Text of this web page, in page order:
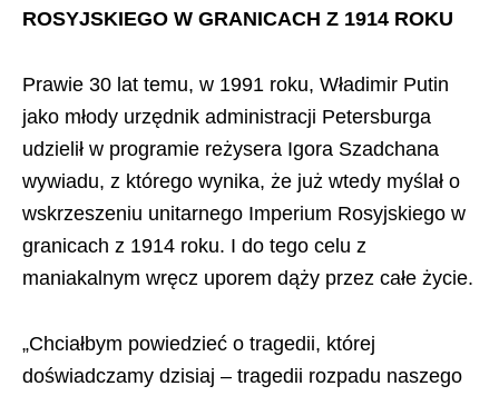
ROSYJSKIEGO W GRANICACH Z 1914 ROKU
Prawie 30 lat temu, w 1991 roku, Władimir Putin
jako młody urzędnik administracji Petersburga
udzielił w programie reżysera Igora Szadchana
wywiadu, z którego wynika, że już wtedy myślał o
wskrzeszeniu unitarnego Imperium Rosyjskiego w
granicach z 1914 roku. I do tego celu z
maniakalnym wręcz uporem dąży przez całe życie.
„Chciałbym powiedzieć o tragedii, której
doświadczamy dzisiaj – tragedii rozpadu naszego